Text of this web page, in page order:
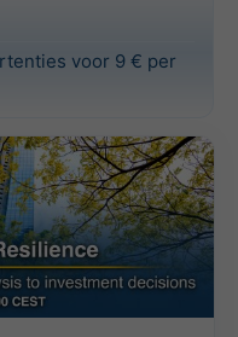
voor 9 € per